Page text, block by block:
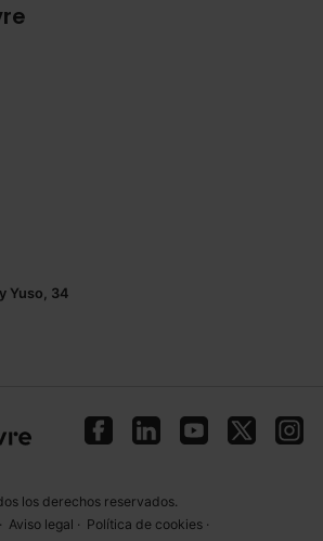
Yuso, 34
los derechos reservados.
· Aviso legal · Política de cookies ·